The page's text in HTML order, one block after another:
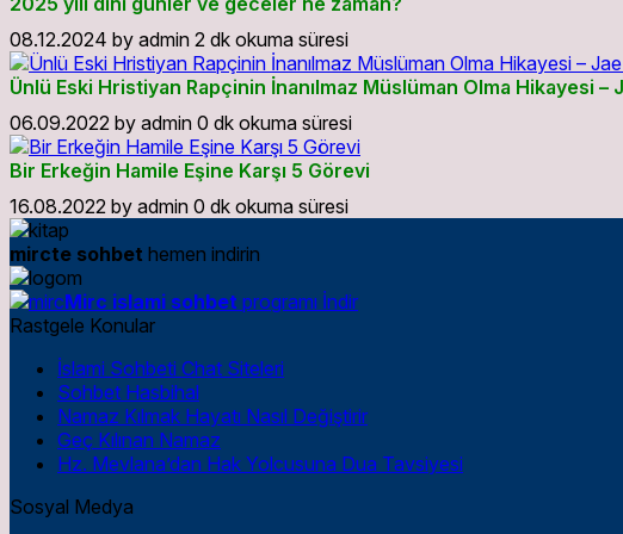
08.12.2024 by admin 2 dk okuma süresi
Ünlü Eski Hristiyan Rapçinin İnanılmaz Müslüman Olma Hikayesi –
06.09.2022 by admin 0 dk okuma süresi
Bir Erkeğin Hamile Eşine Karşı 5 Görevi
16.08.2022 by admin 0 dk okuma süresi
mircte sohbet hemen indirin
Mirc islami sohbet programı İndir
Rastgele Konular
İslami Sohbeti Chat Siteleri
Sohbet Hasbihal
Namaz Kılmak Hayatı Nasıl Değiştirir
Geç Kılınan Namaz
Hz. Mevlana’dan Hak Yolcusuna Dua Tavsiyesi
Sosyal Medya